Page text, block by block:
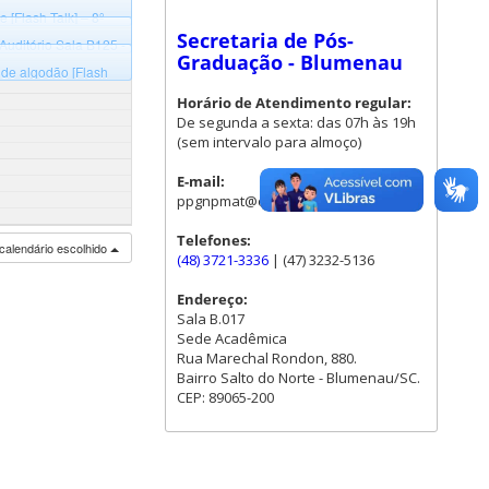
[Flash Talk] – 8º
Sala B125 -
algodão [Flash
escolhido
Secretaria de Pós-
Graduação - Blumenau
Horário de Atendimento regular:
De segunda a sexta: das 07h às 19h
(sem intervalo para almoço)
E-mail:
ppgnpmat@contato.ufsc.br
Telefones:
(48) 3721-3336 | (47) 3232-5136
Endereço:
Sala B.017
Sede Acadêmica
Rua Marechal Rondon, 880.
Bairro Salto do Norte - Blumenau/SC.
CEP: 89065-200